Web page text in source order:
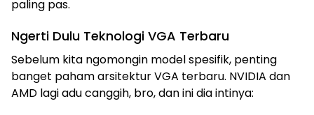
paling pas.
Ngerti Dulu Teknologi VGA Terbaru
Sebelum kita ngomongin model spesifik, penting
banget paham arsitektur VGA terbaru. NVIDIA dan
AMD lagi adu canggih, bro, dan ini dia intinya: